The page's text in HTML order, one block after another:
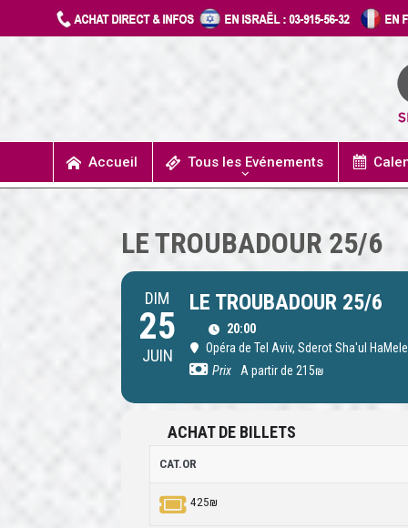
Accueil Tous les Evénements
LE TROUBADOUR 25/6
DIM
25
JUIN
LE TROUBADOUR 25/6
20:00
Opéra de Tel Aviv, Sderot Sha'ul
Prix
A partir de 215₪
ACHAT DE BILLETS
CAT.OR
425₪